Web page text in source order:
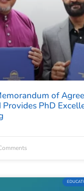
of
PhD